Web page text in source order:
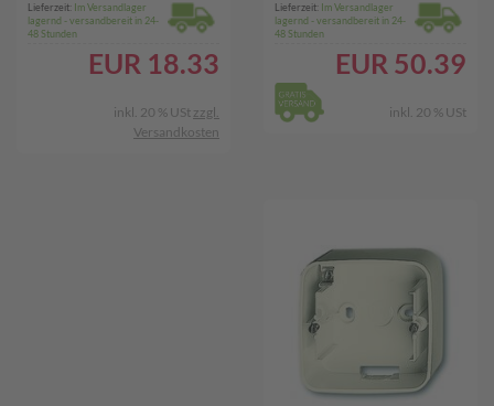
Lieferzeit: Im Versandlager
lagernd - versandbereit in 24-
48 Stunden
EUR 18.33
inkl. 20 % USt zzgl.
Versandkosten
Lieferzeit: Im Versandlager
lagernd - versandbereit in 24-
48 Stunden
EUR 50.39
inkl. 20 % USt